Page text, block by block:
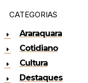
CATEGORIAS
Araraquara
Cotidiano
Cultura
Destaques